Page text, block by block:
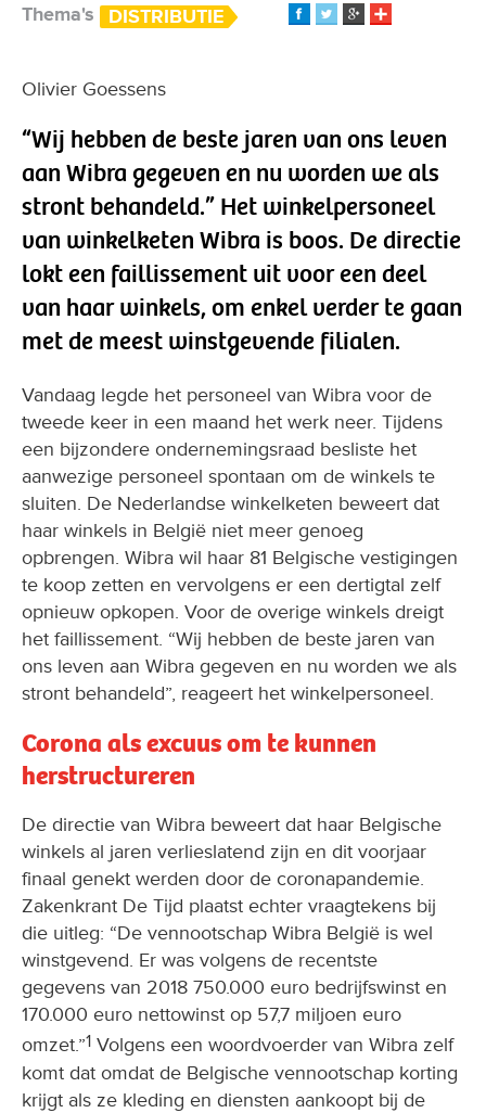
Thema's
DISTRIBUTIE
Olivier Goessens
“Wij hebben de beste jaren van ons leven
aan Wibra gegeven en nu worden we als
stront behandeld.” Het winkelpersoneel
van winkelketen Wibra is boos. De directie
lokt een faillissement uit voor een deel
van haar winkels, om enkel verder te gaan
met de meest winstgevende filialen.
Vandaag legde het personeel van Wibra voor de
tweede keer in een maand het werk neer. Tijdens
een bijzondere ondernemingsraad besliste het
aanwezige personeel spontaan om de winkels te
sluiten. De Nederlandse winkelketen beweert dat
haar winkels in België niet meer genoeg
opbrengen. Wibra wil haar 81 Belgische vestigingen
te koop zetten en vervolgens er een dertigtal zelf
opnieuw opkopen. Voor de overige winkels dreigt
het faillissement. “Wij hebben de beste jaren van
ons leven aan Wibra gegeven en nu worden we als
stront behandeld”, reageert het winkelpersoneel.
Corona als excuus om te kunnen
herstructureren
De directie van Wibra beweert dat haar Belgische
winkels al jaren verlieslatend zijn en dit voorjaar
finaal genekt werden door de coronapandemie.
Zakenkrant De Tijd plaatst echter vraagtekens bij
die uitleg: “De vennootschap Wibra België is wel
winstgevend. Er was volgens de recentste
gegevens van 2018 750.000 euro bedrijfswinst en
170.000 euro nettowinst op 57,7 miljoen euro
omzet.”1 Volgens een woordvoerder van Wibra zelf
komt dat omdat de Belgische vennootschap korting
krijgt als ze kleding en diensten aankoopt bij de